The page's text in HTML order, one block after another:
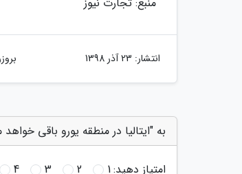
انتشار: 23 آذر 1398
به "ایتالیا در منطقه یورو باقی خواهد
امتیاز دهید:1
2
3
4